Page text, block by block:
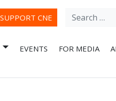
SUPPORT CNE
Search
EVENTS FOR MEDIA